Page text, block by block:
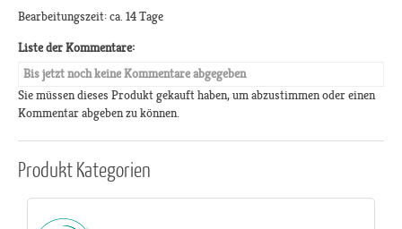
Bearbeitungszeit: ca. 14 Tage
Liste der Kommentare:
Bis jetzt noch keine Kommentare abgegeben
Sie müssen dieses Produkt gekauft haben, um abzustimmen oder einen
Kommentar abgeben zu können.
ProduktKategorien